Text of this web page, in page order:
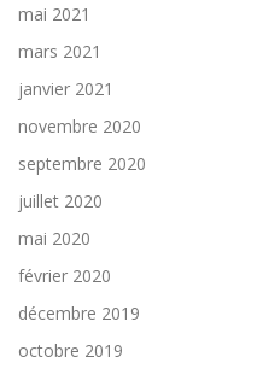
mai 2021
mars 2021
janvier 2021
novembre 2020
septembre 2020
juillet 2020
mai 2020
février 2020
décembre 2019
octobre 2019